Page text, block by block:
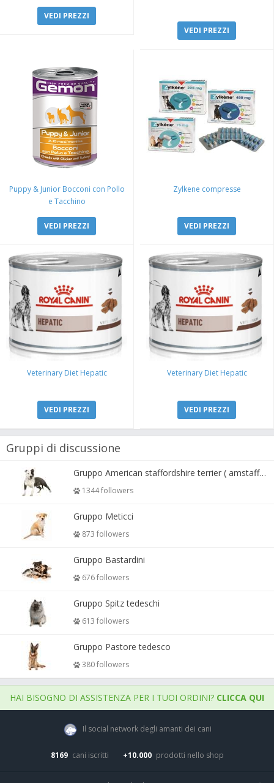
VEDI PREZZI
VEDI PREZZI
Puppy & Junior Bocconi con Pollo
e Tacchino
VEDI PREZZI
Zylkene compresse
VEDI PREZZI
Veterinary Diet Hepatic
VEDI PREZZI
Veterinary Diet Hepatic
VEDI PREZZI
Gruppi di discussione
Gruppo American staffordshire terrier ( amstaff, amastaff )
1344 followers
Gruppo Meticci
873 followers
Gruppo Bastardini
676 followers
Gruppo Spitz tedeschi
613 followers
Gruppo Pastore tedesco
380 followers
HAI BISOGNO DI ASSISTENZA PER I TUOI ORDINI? CLICCA QUI
Il social network degli amanti dei cani
8169 cani iscritti +10.000 prodotti nello shop